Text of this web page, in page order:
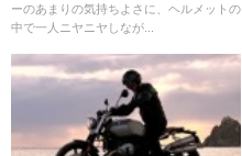
ーのあまりの気持ちよさに、ヘルメットの
中で一人ニヤニヤしなが...